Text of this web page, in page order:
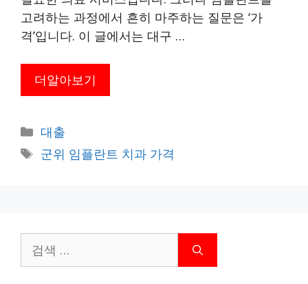
고려하는 과정에서 흔히 마주하는 질문은 ‘가
격’입니다. 이 글에서는 대구 …
더알아보기
카
테
고
대출
태
군위 임플란트 치과 가격
색: